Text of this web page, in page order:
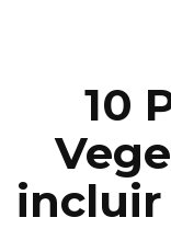
10
incluir